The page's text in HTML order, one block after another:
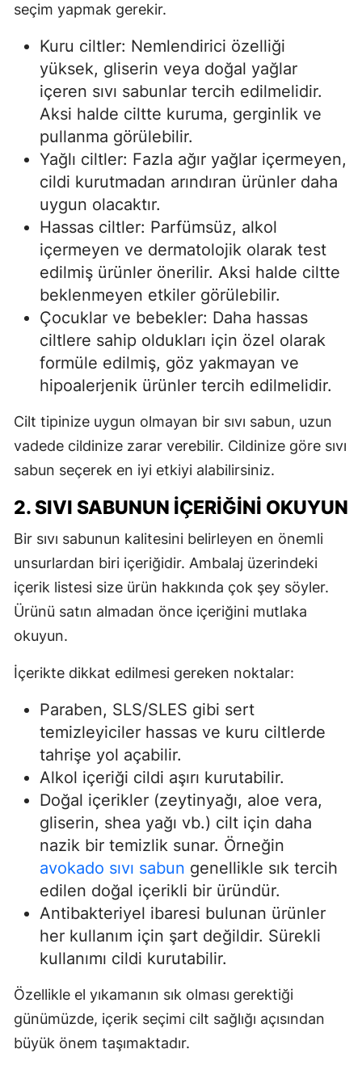
seçim yapmak gerekir.
Kuru ciltler: Nemlendirici özelliği
yüksek, gliserin veya doğal yağlar
içeren sıvı sabunlar tercih edilmelidir.
Aksi halde ciltte kuruma, gerginlik ve
pullanma görülebilir.
Yağlı ciltler: Fazla ağır yağlar içermeyen,
cildi kurutmadan arındıran ürünler daha
uygun olacaktır.
Hassas ciltler: Parfümsüz, alkol
içermeyen ve dermatolojik olarak test
edilmiş ürünler önerilir. Aksi halde ciltte
beklenmeyen etkiler görülebilir.
Çocuklar ve bebekler: Daha hassas
ciltlere sahip oldukları için özel olarak
formüle edilmiş, göz yakmayan ve
hipoalerjenik ürünler tercih edilmelidir.
Cilt tipinize uygun olmayan bir sıvı sabun, uzun
vadede cildinize zarar verebilir. Cildinize göre sıvı
sabun seçerek en iyi etkiyi alabilirsiniz.
2. SIVI SABUNUN İÇERIĞINI OKUYUN
Bir sıvı sabunun kalitesini belirleyen en önemli
unsurlardan biri içeriğidir. Ambalaj üzerindeki
içerik listesi size ürün hakkında çok şey söyler.
Ürünü satın almadan önce içeriğini mutlaka
okuyun.
İçerikte dikkat edilmesi gereken noktalar:
Paraben, SLS/SLES gibi sert
temizleyiciler hassas ve kuru ciltlerde
tahrişe yol açabilir.
Alkol içeriği cildi aşırı kurutabilir.
Doğal içerikler (zeytinyağı, aloe vera,
gliserin, shea yağı vb.) cilt için daha
nazik bir temizlik sunar. Örneğin
avokado sıvı sabun genellikle sık tercih
edilen doğal içerikli bir üründür.
Antibakteriyel ibaresi bulunan ürünler
her kullanım için şart değildir. Sürekli
kullanımı cildi kurutabilir.
Özellikle el yıkamanın sık olması gerektiği
günümüzde, içerik seçimi cilt sağlığı açısından
büyük önem taşımaktadır.